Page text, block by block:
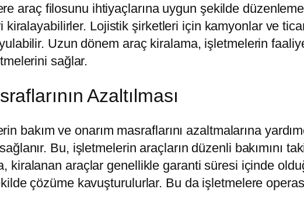
araç filosunu ihtiyaçlarına uygun şekilde
Lojistik şirketleri için kamyonlar ve
Uzun dönem araç kiralama, işletmelerin
sağlar.
Azaltılması
bakım ve onarım masraflarını azaltmalarına
Bu, işletmelerin araçların düzenli bakımını
kiralanan araçlar genellikle garanti süresi içinde
çözüme kavuşturulurlar. Bu da işletmelere